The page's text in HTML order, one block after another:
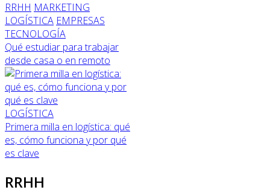
RRHH MARKETING
LOGÍSTICA EMPRESAS
TECNOLOGÍA
Qué estudiar para trabajar
desde casa o en remoto
LOGÍSTICA
Primera milla en logística: qué
es, cómo funciona y por qué
es clave
RRHH